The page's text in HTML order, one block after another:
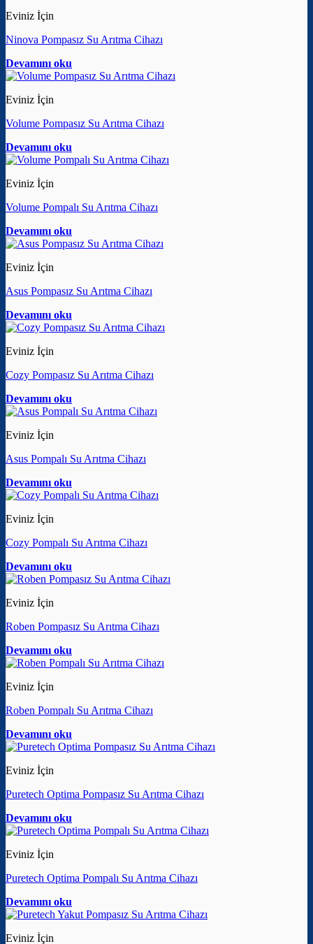
Eviniz İçin
Ninova Pompasız Su Arıtma Cihazı
Devamını oku
Eviniz İçin
Volume Pompasız Su Arıtma Cihazı
Devamını oku
Eviniz İçin
Volume Pompalı Su Arıtma Cihazı
Devamını oku
Eviniz İçin
Asus Pompasız Su Arıtma Cihazı
Devamını oku
Eviniz İçin
Cozy Pompasız Su Arıtma Cihazı
Devamını oku
Eviniz İçin
Asus Pompalı Su Arıtma Cihazı
Devamını oku
Eviniz İçin
Cozy Pompalı Su Arıtma Cihazı
Devamını oku
Eviniz İçin
Roben Pompasız Su Arıtma Cihazı
Devamını oku
Eviniz İçin
Roben Pompalı Su Arıtma Cihazı
Devamını oku
Eviniz İçin
Puretech Optima Pompasız Su Arıtma Cihazı
Devamını oku
Eviniz İçin
Puretech Optima Pompalı Su Arıtma Cihazı
Devamını oku
Eviniz İçin